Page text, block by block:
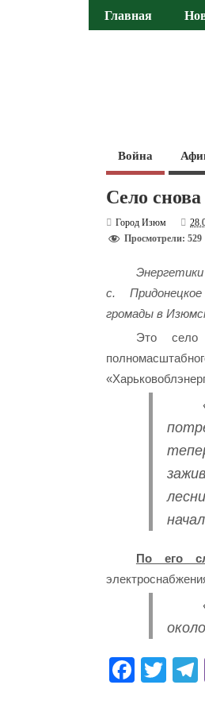
Главная
Война
Село
Город Изюм
Просмотрели: 529
Энергетики
с.
громады в
Это село
По его
Fa T